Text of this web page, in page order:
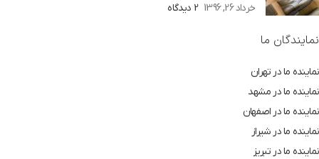
خرداد 26, 1396
2 دیدگاه
نمایندگان ما
نماینده ما در تهران
نماینده ما در مشهد
نماینده ما در اصفهان
نماینده ما در شیراز
نماینده ما در تبریز